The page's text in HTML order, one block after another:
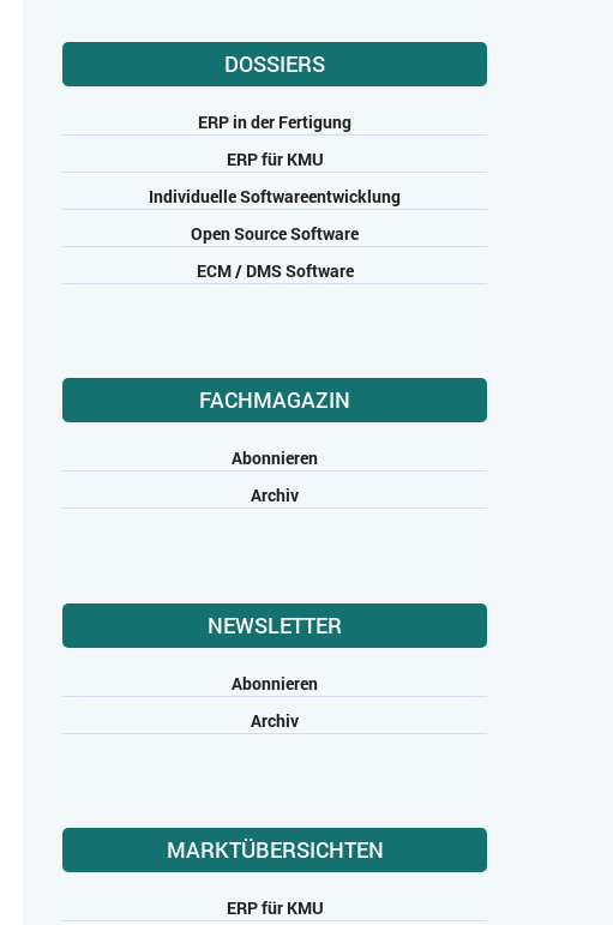
DOSSIERS
ERP in der Fertigung
ERP für KMU
Individuelle Softwareentwicklung
Open Source Software
ECM / DMS Software
FACHMAGAZIN
Abonnieren
Archiv
NEWSLETTER
Abonnieren
Archiv
MARKTÜBERSICHTEN
ERP für KMU